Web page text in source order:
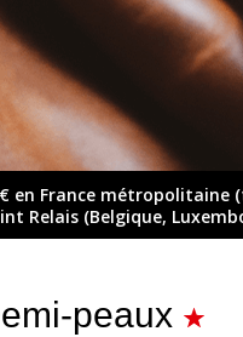
en France métropolitaine
Relais (Belgique,
peaux